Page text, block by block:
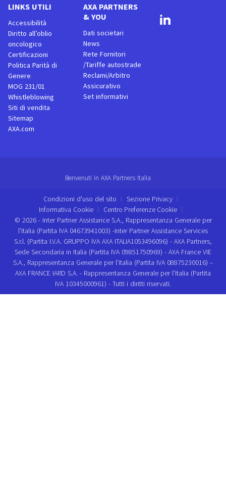
LINKS UTILI
Accessibilità
Diritto all’oblio
oncologico
Certificazioni
Politica Parità di
Genere
MOG 231/01
Whistleblowing
Siti di vendita
Sitemap
AXA.com
AXA PARTNERS
& YOU
Dati societari
News
Rete Fornitori
/Tariffe autostrade
Reclami/Arbitro
Assicurativo
Set informativi
Benvenuti in AXA Partners Italia
Condizioni d'uso del sito
Sezione Privacy
Informativa Cookie
Centro Preferenze Cookie
© 2026 - Inter Partner Assistance S.A., Rappresentanza Generale per
l’Italia (Partita IVA 04673941003) -Inter Partner Assistance Services
S.r.l. (Partita I.V.A. GRUPPO IVA AXA ITALIA1053496096) - AXA Partners,
Sede Secondaria in Italia (Partita IVA 09851750969) - AXA France VIE
S.A., Rappresentanza Generale per l’Italia (Partita IVA 08875230016) –
AXA FRANCE IARD S.A. - Rappresentanza Generale per l’Italia (Partita
IVA 10345000961) - Tutti i diritti riservati.